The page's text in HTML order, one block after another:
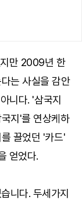
만 2009년 한
는 사실을 감안
니다. '삼국지
지'를 연상케하
끌었던 '카드'
얻었다.
니다. 두세가지